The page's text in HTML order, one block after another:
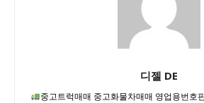
디젤 DE
중고트럭매매 중고화물차매매 영업용번호